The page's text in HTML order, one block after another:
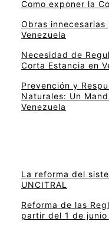
Como exponer la
Obras
Venezuela
Necesidad de
Corta Estancia en
Prevención y
Naturales: Un
Venezuela
La reforma del
UNCITRAL
Reforma de las
partir del 1 de